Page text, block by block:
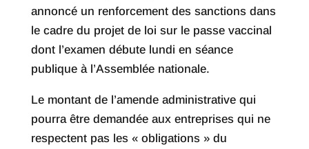
annoncé un renforcement des sanctions dans
le cadre du projet de loi sur le passe vaccinal
dont l’examen débute lundi en séance
publique à l’Assemblée nationale.
Le montant de l’amende administrative qui
pourra être demandée aux entreprises qui ne
respectent pas les « obligations » du